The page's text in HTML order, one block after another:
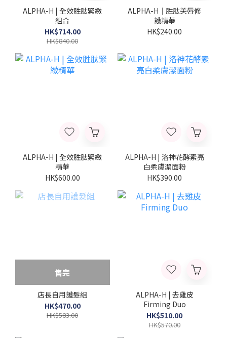
ALPHA-H | 全效胜肽緊緻
組合
HK$714.00
HK$840.00
ALPHA-H｜胜肽美唇修
護精華
HK$240.00
ALPHA-H | 全效胜肽緊緻
精華
HK$600.00
ALPHA-H | 洛神花酵素亮
白柔膚潔面粉
HK$390.00
售完
店長自用護髮組
HK$470.00
HK$583.00
ALPHA-H | 去雞皮
Firming Duo
HK$510.00
HK$570.00